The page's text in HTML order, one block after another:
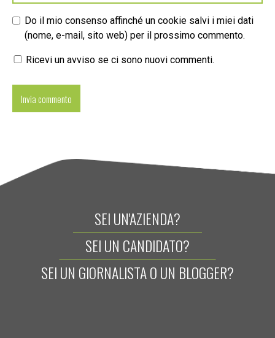
Do il mio consenso affinché un cookie salvi i miei dati
(nome, e-mail, sito web) per il prossimo commento.
Ricevi un avviso se ci sono nuovi commenti.
SEI UN'AZIENDA?
SEI UN CANDIDATO?
SEI UN GIORNALISTA O UN BLOGGER?